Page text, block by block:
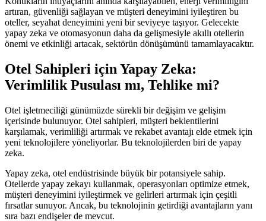
artıran, güvenliği sağlayan ve müşteri deneyimini iyileştiren bu
oteller, seyahat deneyimini yeni bir seviyeye taşıyor. Gelecekte
yapay zeka ve otomasyonun daha da gelişmesiyle akıllı otellerin
önemi ve etkinliği artacak, sektörün dönüşümünü tamamlayacaktır.
Otel Sahipleri için Yapay Zeka:
Verimlilik Pusulası mı, Tehlike mi?
Otel işletmeciliği günümüzde sürekli bir değişim ve gelişim
içerisinde bulunuyor. Otel sahipleri, müşteri beklentilerini
karşılamak, verimliliği artırmak ve rekabet avantajı elde etmek için
yeni teknolojilere yöneliyorlar. Bu teknolojilerden biri de yapay
zeka.
Yapay zeka, otel endüstrisinde büyük bir potansiyele sahip.
Otellerde yapay zekayı kullanmak, operasyonları optimize etmek,
müşteri deneyimini iyileştirmek ve gelirleri artırmak için çeşitli
fırsatlar sunuyor. Ancak, bu teknolojinin getirdiği avantajların yanı
sıra bazı endişeler de mevcut.